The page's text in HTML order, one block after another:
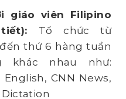
giáo viên Filipino
Tổ chức từ
thứ 6 hàng tuần
khác nhau như:
CNN News,